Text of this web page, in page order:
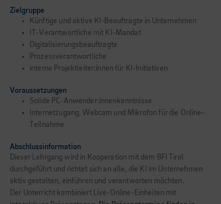
Zielgruppe
Künftige und aktive KI-Beauftragte in Unternehmen
IT-Verantwortliche mit KI-Mandat
Digitalisierungsbeauftragte
Prozessverantwortliche
interne Projektleiter:innen für KI-Initiativen
Voraussetzungen
Solide PC-Anwender:innenkenntnisse
Internetzugang, Webcam und Mikrofon für die Online-
Teilnahme
Abschlussinformation
Dieser Lehrgang wird in Kooperation mit dem BFI Tirol
durchgeführt und richtet sich an alle, die KI im Unternehmen
aktiv gestalten, einführen und verantworten möchten.
Der Unterricht kombiniert Live-Online-Einheiten mit